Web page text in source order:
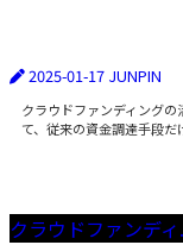
2025-01-17 JUNPIN
クラウドファンディング
て、従来の資金調達手段
クラウドファンディ